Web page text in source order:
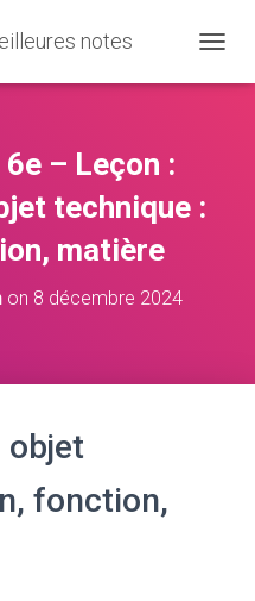
notes
U
– Leçon :
technique :
matière
on 8 décembre 2024
objet
fonction,